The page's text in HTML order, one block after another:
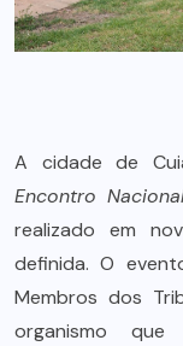
A cidade de
Encontro
realizado em
definida. O
Membros dos
organismo